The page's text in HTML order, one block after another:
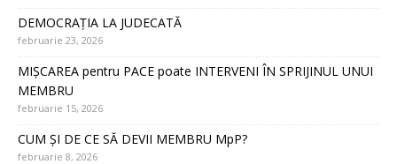
DEMOCRAȚIA LA JUDECATĂ
februarie 23, 2026
MIȘCAREA pentru PACE poate INTERVENI ÎN SPRIJINUL UNUI
MEMBRU
februarie 15, 2026
CUM ȘI DE CE SĂ DEVII MEMBRU MpP?
februarie 8, 2026